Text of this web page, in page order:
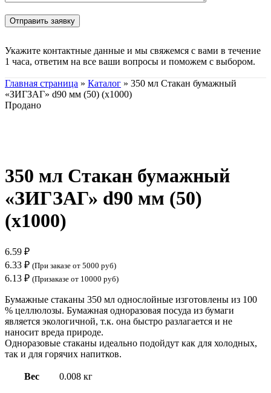
Укажите контактные данные и мы свяжемся с вами в течение
1 часа, ответим на все ваши вопросы и поможем с выбором.
Главная страница » Каталог » 350 мл Стакан бумажный
«ЗИГЗАГ» d90 мм (50) (х1000)
Продано
350 мл Стакан бумажный
«ЗИГЗАГ» d90 мм (50)
(х1000)
6.59 ₽
6.33 ₽ (При заказе от 5000 руб)
6.13 ₽ (Призаказе от 10000 руб)
Бумажные стаканы 350 мл однослойные изготовлены из 100
% целлюлозы. Бумажная одноразовая посуда из бумаги
является экологичной, т.к. она быстро разлагается и не
наносит вреда природе.
Одноразовые стаканы идеально подойдут как для холодных,
так и для горячих напитков.
Вес 0.008 кг